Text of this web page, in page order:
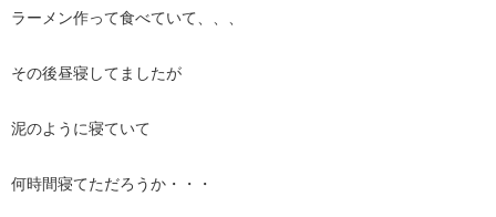
ラーメン作って食べていて、、、
その後昼寝してましたが
泥のように寝ていて
何時間寝てただろうか・・・